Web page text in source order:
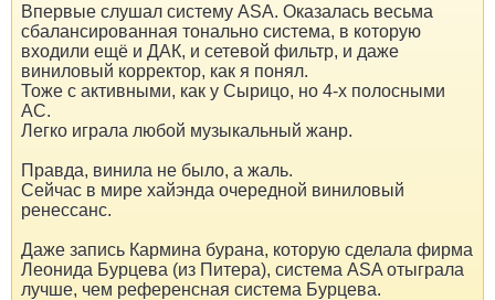
Впервые слушал систему ASA. Оказалась весьма
сбалансированная тонально система, в которую
входили ещё и ДАК, и сетевой фильтр, и даже
виниловый корректор, как я понял.
Тоже с активными, как у Сырицо, но 4-х полосными
АС.
Легко играла любой музыкальный жанр.
Правда, винила не было, а жаль.
Сейчас в мире хайэнда очередной виниловый
ренессанс.
Даже запись Кармина бурана, которую сделала фирма
Леонида Бурцева (из Питера), система ASA отыграла
лучше, чем референсная система Бурцева.